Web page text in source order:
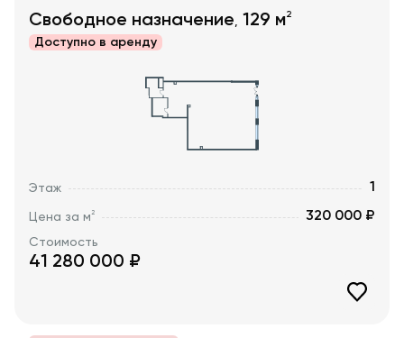
Свободное назначение, 129 м2
Доступно в аренду
Этаж 1
Цена за м2 320 000 ₽
Стоимость
41 280 000 ₽